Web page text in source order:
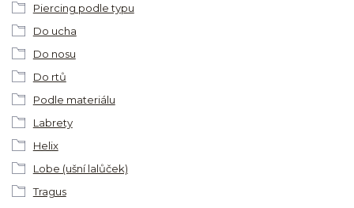
Piercing podle typu
Do ucha
Do nosu
Do rtů
Podle materiálu
Labrety
Helix
Lobe (ušní lalůček)
Tragus